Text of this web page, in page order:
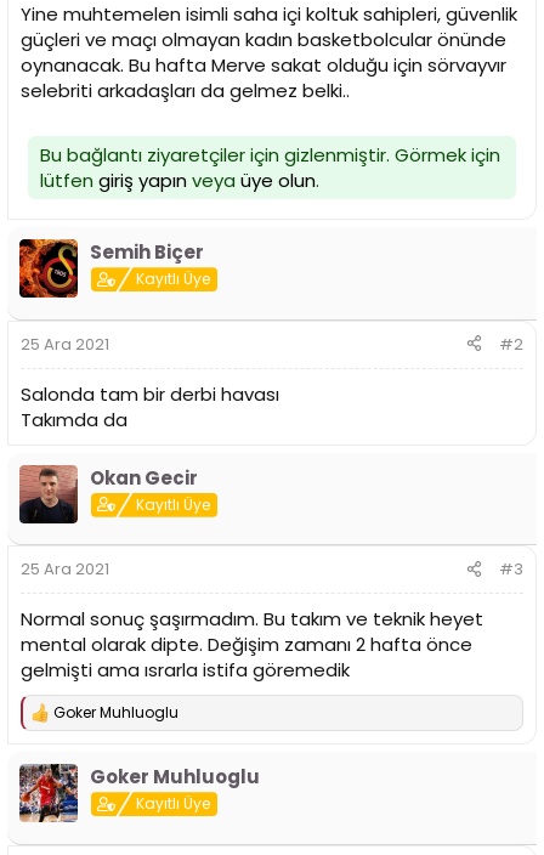
Yine muhtemelen isimli saha içi koltuk sahipleri, güvenlik
güçleri ve maçı olmayan kadın basketbolcular önünde
oynanacak. Bu hafta Merve sakat olduğu için sörvayvır
selebriti arkadaşları da gelmez belki..
Bu bağlantı ziyaretçiler için gizlenmiştir. Görmek için
lütfen giriş yapınveya üye olun.
Semih Biçer
Kayıtlı Üye
25 Ara 2021 #2
Salonda tam bir derbi havası
Takımda da
Okan Gecir
Kayıtlı Üye
25 Ara 2021 #3
Normal sonuç şaşırmadım. Bu takım ve teknik heyet
mental olarak dipte. Değişim zamanı 2 hafta önce
gelmişti ama ısrarla istifa göremedik
T
p
k
i
l
Goker Muhluoglu
Goker Muhluoglu
Kayıtlı Üye